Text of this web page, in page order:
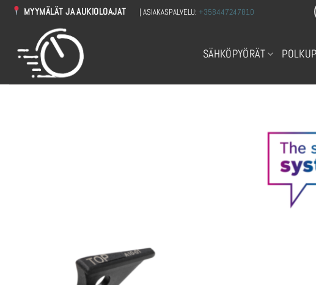
Skip
MYYMÄLÄT JA AUKIOLOAJAT | ASIAKASPALVELU:+358447247810
SÄHKÖPYÖRÄT